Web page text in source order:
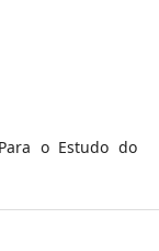
o Estudo do